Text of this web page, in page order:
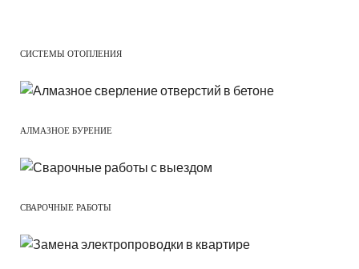
СИСТЕМЫ ОТОПЛЕНИЯ
АЛМАЗНОЕ БУРЕНИЕ
СВАРОЧНЫЕ РАБОТЫ